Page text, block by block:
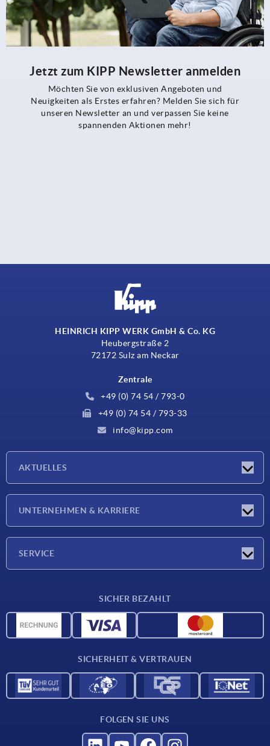
Jetzt zum KIPP Newsletter anmelden
Möchten Sie von exklusiven Angeboten und
Neuigkeiten als Erstes erfahren? Melden Sie sich für
unseren Newsletter an und verpassen Sie keine
spannenden Aktionen mehr!
HEINRICH KIPP WERK GmbH & Co. KG
Heubergstraße 2
72172 Sulz am Neckar
Zentrale
+49 (0) 74 54 / 793-0
+49 (0) 74 54 / 793-33
info@kipp.com
AKTUELLES
Presseberichte
UNTERNEHMEN & KARRIERE
SERVICE
Werkstoffübersicht
SICHER BEZAHLT
SICHERHEIT & VERTRAUEN
FOLGEN SIE UNS